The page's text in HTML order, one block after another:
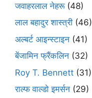
जवाहरलाल नेहरू(48)
लाल बहादुर शास्त्री (46)
अल्बर्ट आइन्स्टाइन (41)
बेंजामिन फ्रैंकलिन (32)
Roy T. Bennett (31)
राल्फ वाल्डो इमर्सन (29)